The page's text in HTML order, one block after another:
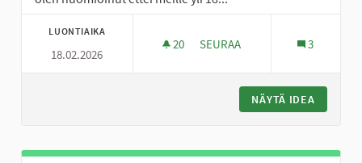
LUONTIAIKA
18.02.2026
20 20 SEURAAJAA
SEURAA 3
NÄYTÄ IDEA